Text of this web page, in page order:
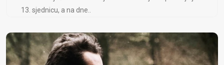
13. sjednicu, a na dne..